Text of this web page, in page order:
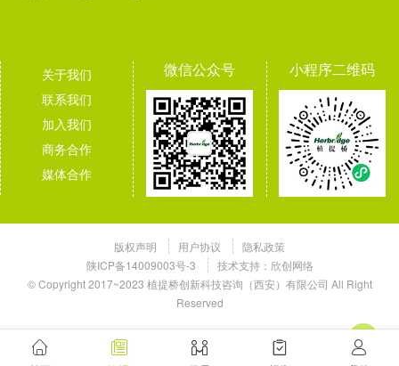
关于我们
联系我们
加入我们
商务合作
媒体合作
微信公众号 小程序二维码
版权声明 用户协议
隐私政策
陕ICP备14009003号-3
技术支持： 欣创网络
© Copyright 2017~2023 植提桥创新科技咨询（西安）有限公司 All Right
Reserved
欲了解历史信息，请切换至老网站！